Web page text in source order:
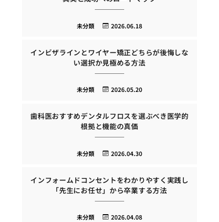
2026.06.18
未分類
インビザラインとワイヤー矯正どちらが後悔しな
い選択か見極める方法
2026.05.20
未分類
歯科医おすすめデンタルフロスを選ぶべき医学的
根拠と機能の真価
2026.04.30
未分類
インフォームドコンセントをわかりやすく実践し
「先生にお任せ」から卒業する方法
2026.04.08
未分類